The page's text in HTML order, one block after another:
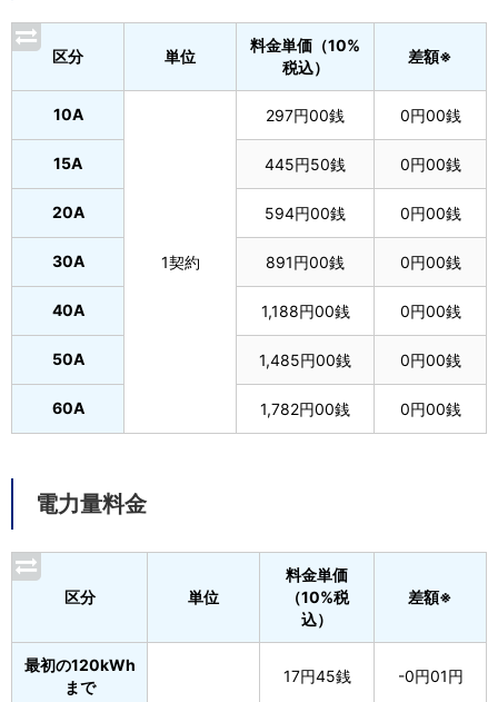
区分 単位
料金単価（10%
税込）
差額※
10A
1契約
297円00銭 0円00銭
15A 445円50銭 0円00銭
20A 594円00銭 0円00銭
30A 891円00銭 0円00銭
40A 1,188円00銭 0円00銭
50A 1,485円00銭 0円00銭
60A 1,782円00銭 0円00銭
電力量料金
区分 単位
料金単価
（10%税
込）
差額※
最初の120kWh
まで
17円45銭 -0円01円